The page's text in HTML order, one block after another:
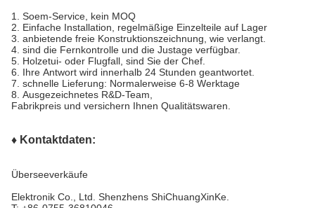
1. Soem-Service, kein MOQ
2. Einfache Installation, regelmäßige Einzelteile auf Lager
3. anbietende freie Konstruktionszeichnung, wie verlangt.
4. sind die Fernkontrolle und die Justage verfügbar.
5. Holzetui- oder Flugfall, sind Sie der Chef.
6. Ihre Antwort wird innerhalb 24 Stunden geantwortet.
7. schnelle Lieferung: Normalerweise 6-8 Werktage
8. Ausgezeichnetes R&D-Team,
Fabrikpreis und versichern Ihnen Qualitätswaren.
♦ Kontaktdaten:
Überseeverkäufe
Elektronik Co., Ltd. Shenzhens ShiChuangXinKe.